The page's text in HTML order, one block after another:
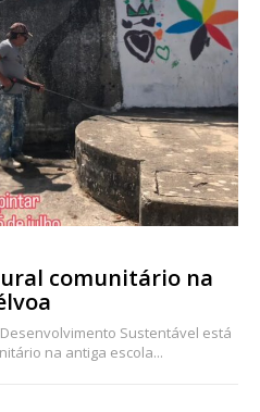
comunitário na
Sustentável está
na antiga escola...